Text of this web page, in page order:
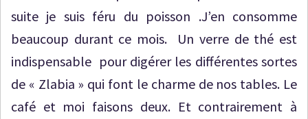
suite je suis féru du poisson .J’en consomme
beaucoup durant ce mois. Un verre de thé est
indispensable pour digérer les différentes sortes
de « Zlabia » qui font le charme de nos tables. Le
café et moi faisons deux. Et contrairement à